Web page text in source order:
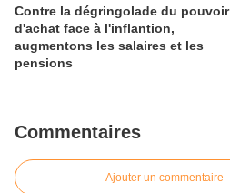
Contre la dégringolade du pouvoir
d'achat face à l'inflantion,
augmentons les salaires et les
pensions
Commentaires
Ajouter un commentaire